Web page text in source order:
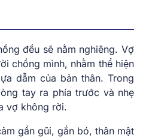
đều sẽ nằm nghiêng. Vợ
chồng mình, nhằm thể hiện
dẫm của bản thân. Trong
tay ra phía trước và nhẹ
vợ không rời.
gần gũi, gắn bó, thân mật